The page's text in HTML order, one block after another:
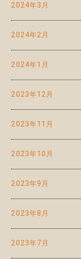
2024年3月
2024年2月
2024年1月
2023年12月
2023年11月
2023年10月
2023年9月
2023年8月
2023年7月